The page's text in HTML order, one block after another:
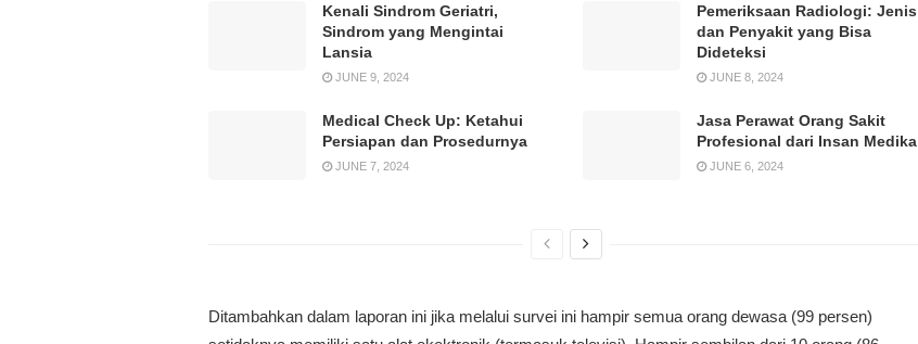
Kenali Sindrom Geriatri,
Sindrom yang Mengintai
Lansia
JUNE 9, 2024
Pemeriksaan Radiologi: Jenis
dan Penyakit yang Bisa
Dideteksi
JUNE 8, 2024
Medical Check Up: Ketahui
Persiapan dan Prosedurnya
JUNE 7, 2024
Jasa Perawat Orang Sakit
Profesional dari Insan Medika
JUNE 6, 2024
Ditambahkan dalam laporan ini jika melalui survei ini hampir semua orang dewasa (99 persen)